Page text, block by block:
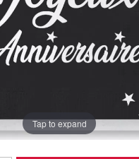
Tap to expand